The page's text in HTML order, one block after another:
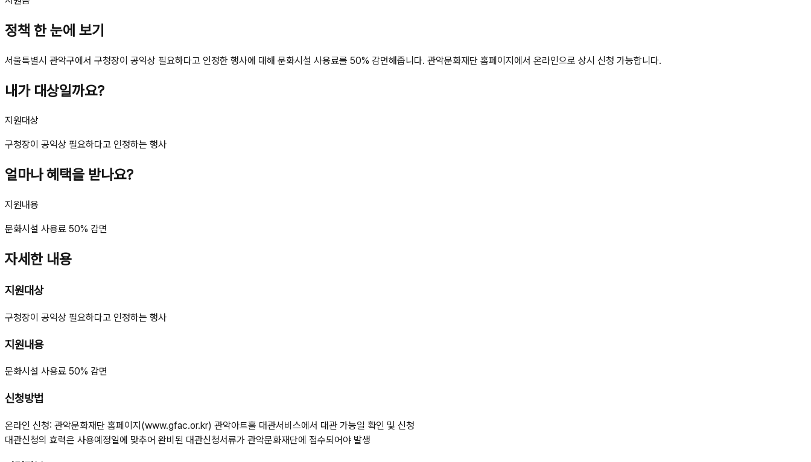
정책 한 눈에 보기
서울특별시 관악구에서 구청장이 공익상 필요하다고 인정한 행사에 대해 문화시설 사용료를 50% 감면해줍니다. 관악문화재단 홈페이지에서 온라인으로 상시 신청 가능합니다.
내가 대상일까요?
지원대상
구청장이 공익상 필요하다고 인정하는 행사
얼마나 혜택을 받나요?
지원내용
문화시설 사용료 50% 감면
자세한 내용
지원대상
구청장이 공익상 필요하다고 인정하는 행사
지원내용
문화시설 사용료 50% 감면
신청방법
온라인 신청: 관악문화재단 홈페이지(www.gfac.or.kr) 관악아트홀 대관서비스에서 대관 가능일 확인 및 신청
대관신청의 효력은 사용예정일에 맞추어 완비된 대관신청서류가 관악문화재단에 접수되어야 발생